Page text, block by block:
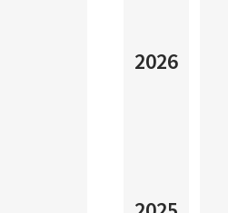
1996
2026